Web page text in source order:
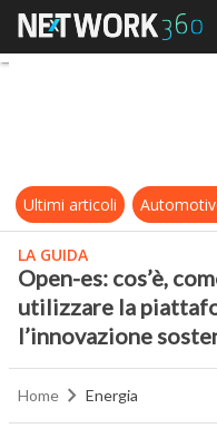
Ultimi articoli
LA GUIDA
Open-es: cos’è,
utilizzare la
l’innovazione
Home Energia